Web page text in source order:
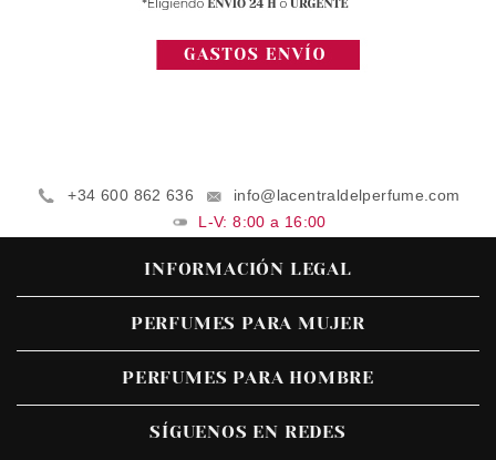
+34 600 862 636
info@lacentraldelperfume.com
L-V: 8:00 a 16:00
INFORMACIÓN LEGAL
PERFUMES PARA MUJER
PERFUMES PARA HOMBRE
SÍGUENOS EN REDES